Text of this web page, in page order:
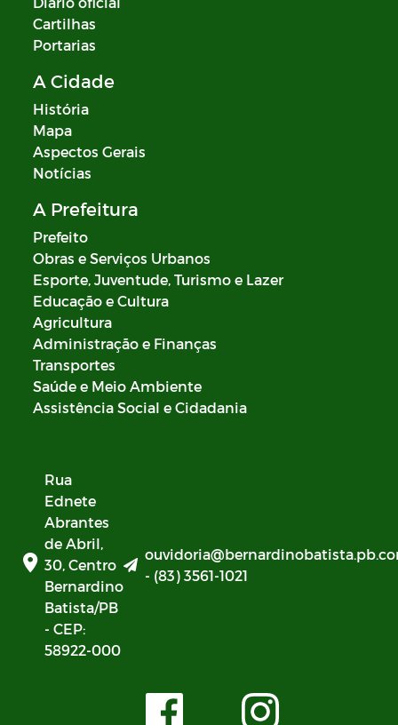
Cartilhas
Portarias
A Cidade
História
Mapa
Aspectos Gerais
Notícias
A Prefeitura
Prefeito
Obras e Serviços Urbanos
Esporte, Juventude, Turismo e Lazer
Educação e Cultura
Agricultura
Administração e Finanças
Transportes
Saúde e Meio Ambiente
Assistência Social e Cidadania
Rua
Ednete
Abrantes
de Abril,
30, Centro
Bernardino
Batista/PB
- CEP:
58922-000
- (83) 3561-1021